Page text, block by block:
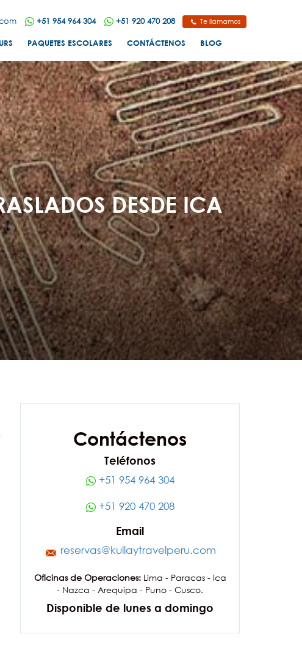
+51 954 964 304 +51 920 470 208 Te llamamos
PAQUETES ESCOLARES CONTÁCTENOS BLOG
DESDE ICA
Contáctenos
Teléfonos
+51 954 964 304
+51 920 470 208
Email
reservas@kullaytravelperu.com
Oficinas de Operaciones:Lima - Paracas - Ica
- Nazca - Arequipa - Puno - Cusco.
Disponible de lunes a domingo